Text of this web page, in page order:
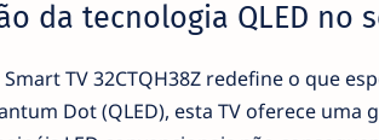
da tecnologia QLED no
TV 32CTQH38Z redefine o que
Dot (QLED), esta TV oferece uma